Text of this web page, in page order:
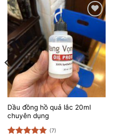
Thêm
yêu
thích
Dầu đồng hồ quả lắc 20ml
chuyên dụng
(7)